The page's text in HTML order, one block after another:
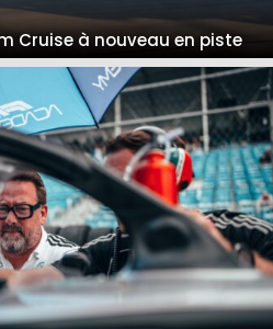
Cruise à nouveau en piste